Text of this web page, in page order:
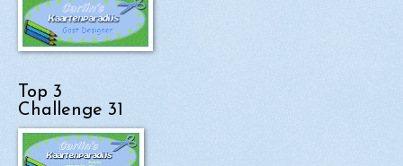
Top 3
Challenge 31